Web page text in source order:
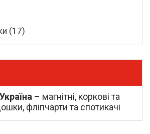
(17)
– магнітні, коркові та
фліпчарти та спотикачі